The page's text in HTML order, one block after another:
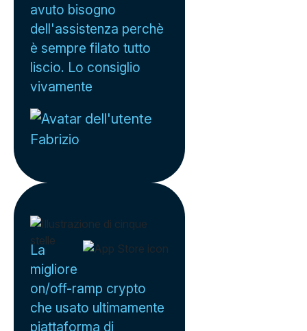
avuto bisogno
dell'assistenza perchè
è sempre filato tutto
liscio. Lo consiglio
vivamente
Fabrizio
La
migliore
on/off-ramp crypto
che usato ultimamente
piattaforma di